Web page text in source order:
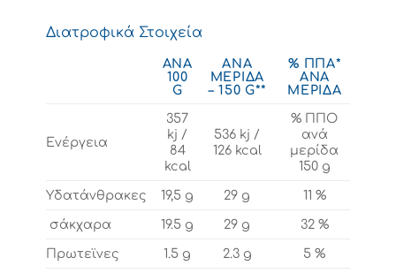
Διατροφικά Στοιχεία
ΑΝΆ
100
G
ΑΝΆ
ΜΕΡΊΔΑ
– 150 G**
% ΠΠΑ*
ΑΝΆ
ΜΕΡΊΔΑ
Ενέργεια
357
kj /
84
kcal
536 kj /
126 kcal
% ΠΠΟ
ανά
μερίδα
150 g
Υδατάνθρακες 19,5 g 29 g 11 %
σάκχαρα 19.5 g 29 g 32 %
Πρωτεϊνες 1.5 g 2.3 g 5 %